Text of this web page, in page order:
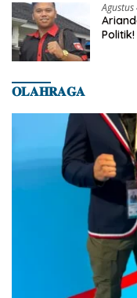
Politik!
𝐎𝐋𝐀𝐇𝐑𝐀𝐆𝐀